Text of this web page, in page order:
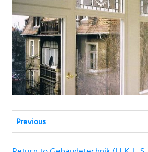
Previous